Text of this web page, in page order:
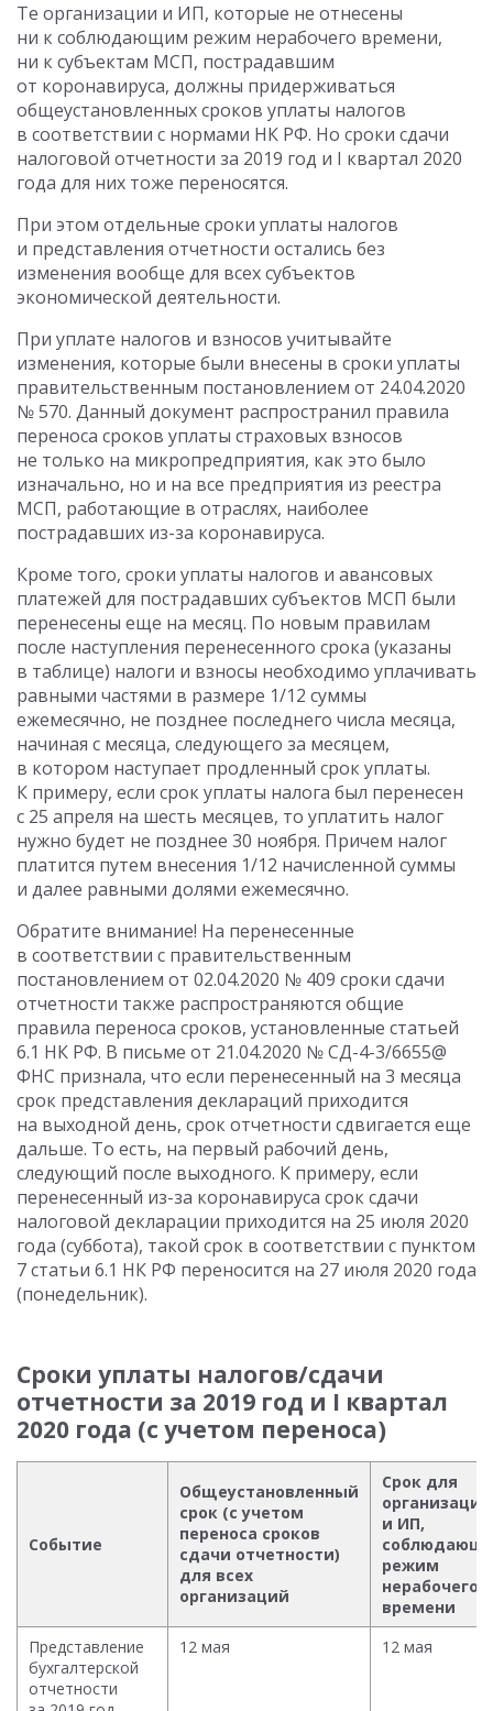
Те организации и ИП, которые не отнесены
ни к соблюдающим режим нерабочего времени,
ни к субъектам МСП, пострадавшим
от коронавируса, должны придерживаться
общеустановленных сроков уплаты налогов
в соответствии с нормами НК РФ. Но сроки сдачи
налоговой отчетности за 2019 год и I квартал 2020
года для них тоже переносятся.
При этом отдельные сроки уплаты налогов
и представления отчетности остались без
изменения вообще для всех субъектов
экономической деятельности.
При уплате налогов и взносов учитывайте
изменения, которые были внесены в сроки уплаты
правительственным постановлением от 24.04.2020
№ 570. Данный документ распространил правила
переноса сроков уплаты страховых взносов
не только на микропредприятия, как это было
изначально, но и на все предприятия из реестра
МСП, работающие в отраслях, наиболее
пострадавших из-за коронавируса.
Кроме того, сроки уплаты налогов и авансовых
платежей для пострадавших субъектов МСП были
перенесены еще на месяц. По новым правилам
после наступления перенесенного срока (указаны
в таблице) налоги и взносы необходимо уплачивать
равными частями в размере 1/12 суммы
ежемесячно, не позднее последнего числа месяца,
начиная с месяца, следующего за месяцем,
в котором наступает продленный срок уплаты.
К примеру, если срок уплаты налога был перенесен
с 25 апреля на шесть месяцев, то уплатить налог
нужно будет не позднее 30 ноября. Причем налог
платится путем внесения 1/12 начисленной суммы
и далее равными долями ежемесячно.
Обратите внимание! На перенесенные
в соответствии с правительственным
постановлением от 02.04.2020 № 409 сроки сдачи
отчетности также распространяются общие
правила переноса сроков, установленные статьей
6.1 НК РФ. В письме от 21.04.2020 № СД-4-3/6655@
ФНС признала, что если перенесенный на 3 месяца
срок представления деклараций приходится
на выходной день, срок отчетности сдвигается еще
дальше. То есть, на первый рабочий день,
следующий после выходного. К примеру, если
перенесенный из-за коронавируса срок сдачи
налоговой декларации приходится на 25 июля 2020
года (суббота), такой срок в соответствии с пунктом
7 статьи 6.1 НК РФ переносится на 27 июля 2020 года
(понедельник).
Сроки уплаты налогов/сдачи
отчетности за 2019 год и I квартал
2020 года (с учетом переноса)
Событие
Общеустановленный
срок (с учетом
переноса сроков
сдачи отчетности)
для всех
организаций
Срок для
организаций
и ИП,
режим
нерабочего
времени
Представление
бухгалтерской
отчетности
12 мая 12 мая